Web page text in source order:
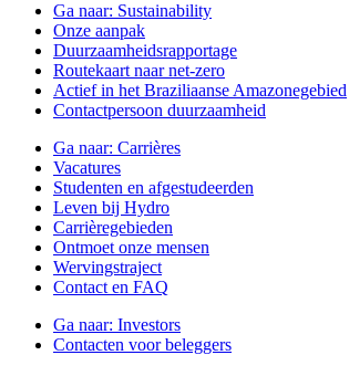
Ga naar: Sustainability
Onze aanpak
Duurzaamheidsrapportage
Routekaart naar net-zero
Actief in het Braziliaanse Amazonegebied
Contactpersoon duurzaamheid
Ga naar: Carrières
Vacatures
Studenten en afgestudeerden
Leven bij Hydro
Carrièregebieden
Ontmoet onze mensen
Wervingstraject
Contact en FAQ
Ga naar: Investors
Contacten voor beleggers